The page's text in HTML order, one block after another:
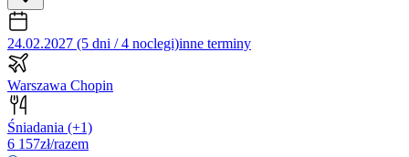
24.02.2027 (5 dni / 4 noclegi)inne terminy
Warszawa Chopin
Śniadania (+1)
6 157zł/razem